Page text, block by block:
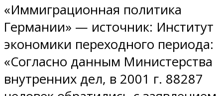
«Иммиграционная политика
Германии» — источник: Институт
экономики переходного периода:
«Согласно данным Министерства
внутренних дел, в 2001 г. 88287